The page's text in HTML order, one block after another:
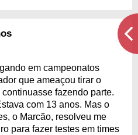
em campeonatos
que ameaçou tirar o
fazendo parte.
com 13 anos. Mas o
o Marcão, resolveu me
para fazer testes em times